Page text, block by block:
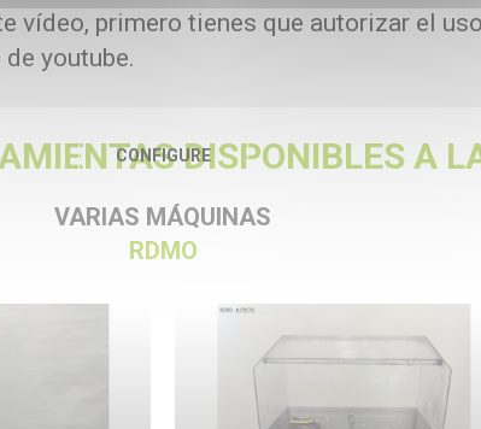
vídeo, primero tienes que autorizar el
youtube.
CONFIGUREDISPONIBLES A
VARIAS MÁQUINAS
RDMO